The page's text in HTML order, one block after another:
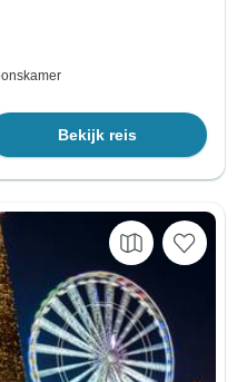
Bekijk reis